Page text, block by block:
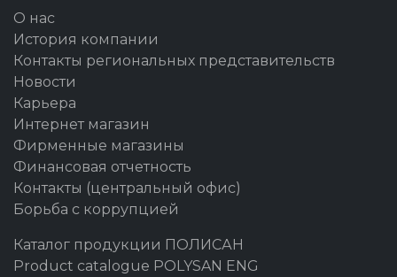
О нас
История компании
Контакты региональных представительств
Новости
Карьера
Интернет магазин
Фирменные магазины
Финансовая отчетность
Контакты (центральный офис)
Борьба с коррупцией
Каталог продукции ПОЛИСАН
Product catalogue POLYSAN ENG